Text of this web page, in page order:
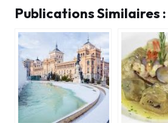
Publications Similaires :